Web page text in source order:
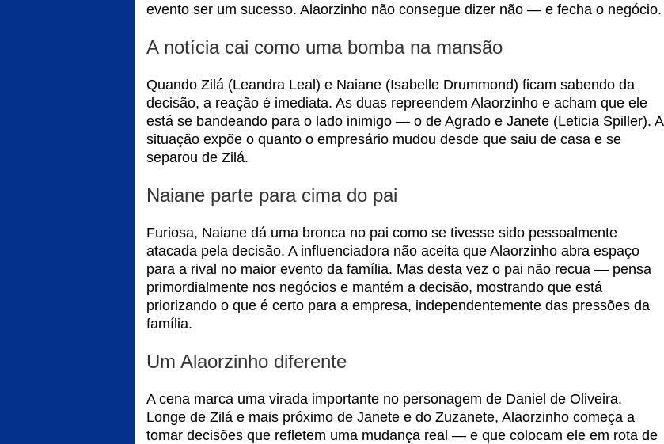
evento ser um sucesso. Alaorzinho não consegue dizer não — e fecha o negócio.
A notícia cai como uma bomba na mansão
Quando Zilá (Leandra Leal) e Naiane (Isabelle Drummond) ficam sabendo da
decisão, a reação é imediata. As duas repreendem Alaorzinho e acham que ele
está se bandeando para o lado inimigo — o de Agrado e Janete (Leticia Spiller). A
situação expõe o quanto o empresário mudou desde que saiu de casa e se
separou de Zilá.
Naiane parte para cima do pai
Furiosa, Naiane dá uma bronca no pai como se tivesse sido pessoalmente
atacada pela decisão. A influenciadora não aceita que Alaorzinho abra espaço
para a rival no maior evento da família. Mas desta vez o pai não recua — pensa
primordialmente nos negócios e mantém a decisão, mostrando que está
priorizando o que é certo para a empresa, independentemente das pressões da
família.
Um Alaorzinho diferente
A cena marca uma virada importante no personagem de Daniel de Oliveira.
Longe de Zilá e mais próximo de Janete e do Zuzanete, Alaorzinho começa a
tomar decisões que refletem uma mudança real — e que colocam ele em rota de